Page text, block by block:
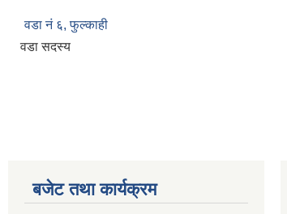
वडा नं‌ ६, फुल्काही
वडा सदस्य
बजेट तथा कार्यक्रम